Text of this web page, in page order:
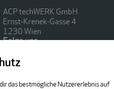
ACP techWERK GmbH
Ernst-Krenek-Gasse 4
1230 Wien
Folge uns
vorbehalten.
das bestmögliche Nutzererlebnis auf